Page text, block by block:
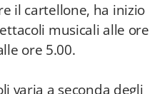
il cartellone, ha inizio
musicali alle ore
ore 5.00.
varia a seconda degli